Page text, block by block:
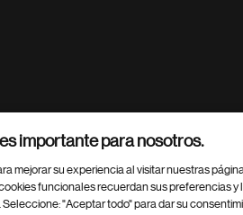
AG
importante para nosotros.
mejorar su experiencia al visitar nuestras
funcionales recuerdan sus preferencias
"Aceptar todo" para dar su